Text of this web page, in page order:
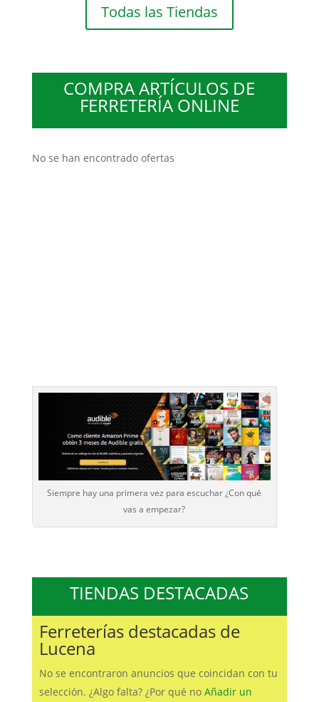
Todas las Tiendas
COMPRA ARTÍCULOS DE
FERRETERÍA ONLINE
No se han encontrado ofertas
Siempre hay una primera vez para escuchar ¿Con qué
vas a empezar?
TIENDAS DESTACADAS
Ferreterías destacadas de
Lucena
No se encontraron anuncios que coincidan con tu
selección. ¿Algo falta? ¿Por qué no Añadir un